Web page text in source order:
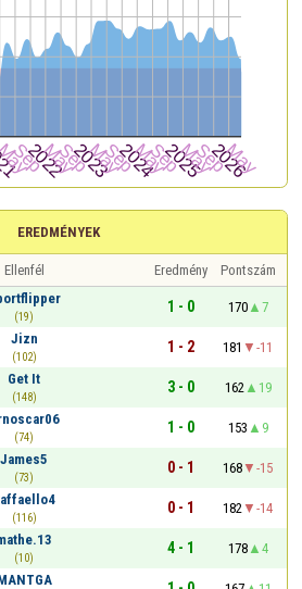
EREDMÉNYEK
Ellenfél Eredmény
Pontszám
(19)
1 - 0 170
7
Jizn
(102)
1 - 2 181
-11
Get It
(148)
3 - 0 162
19
(74)
1 - 0 153
9
James5
(73)
0 - 1 168
-15
(116)
0 - 1 182
-14
(10)
4 - 1 178
4